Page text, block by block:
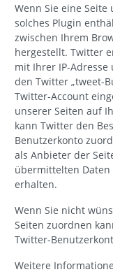
Wenn Sie eine
solches Plugin
zwischen Ihrem
hergestellt. Twitter
mit Ihrer IP-Adresse
den Twitter „tweet-
Twitter-Account
unserer Seiten auf
kann Twitter den
Benutzerkonto
als Anbieter der
übermittelten
erhalten.
Wenn Sie nicht
Seiten zuordnen
Twitter-
Weitere